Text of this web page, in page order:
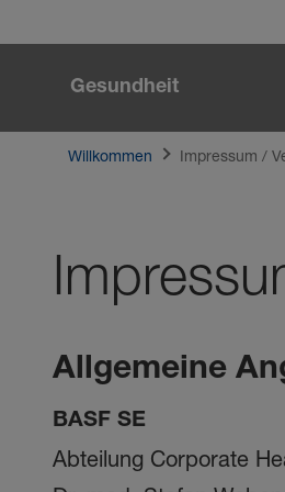
Gesundheit
Willkommen Impressum /
Impressum /
Allgemeine
BASF SE
Abteilung Corporate